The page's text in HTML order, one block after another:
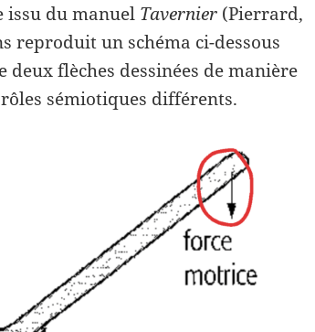
issu du manuel Tavernier (Pierrard,
reproduit un schéma ci-dessous
deux flèches dessinées de manière
sémiotiques différents.